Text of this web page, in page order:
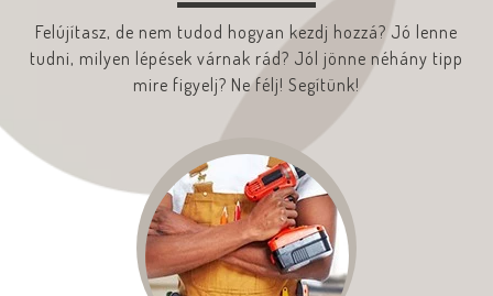
Felújítasz, de nem tudod hogyan kezdj hozzá? Jó lenne
tudni, milyen lépések várnak rád? Jól jönne néhány tipp
mire figyelj? Ne félj! Segítünk!